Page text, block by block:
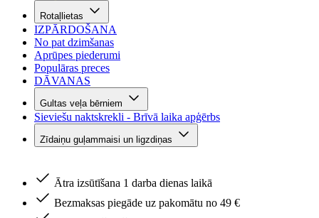
Rotaļlietas
IZPĀRDOŠANA
No pat dzimšanas
Aprūpes piederumi
Populāras preces
DĀVANAS
Gultas veļa bērniem
Sieviešu naktskrekli - Brīvā laika apģērbs
Zīdaiņu guļammaisi un ligzdiņas
Ātra izsūtīšana 1 darba dienas laikā
Bezmaksas piegāde uz pakomātu no 49 €